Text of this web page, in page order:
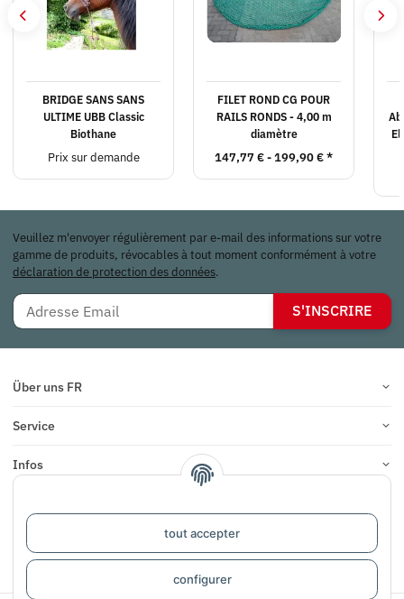
tout accepter
configurer
BRIDGE SANS SANS
ULTIME UBB Classic
Biothane
Prix sur demande
FILET ROND CG POUR
RAILS RONDS - 4,00 m
diamètre
147,77 € -199,90 €*
Veuillez m'envoyer régulièrement par e-mail des informations sur votre
gamme de produits, révocables à tout moment conformément à votre
déclaration de protection des données.
S'INSCRIRE
Über uns FR
Service
Infos
#global.withdrawalForm#